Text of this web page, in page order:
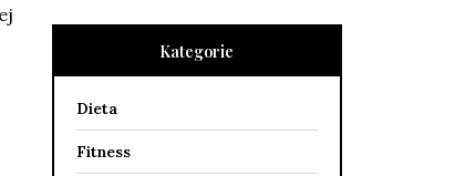
Kategorie
Dieta
Fitness